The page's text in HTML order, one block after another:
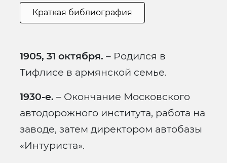
Краткая библиография
1905, 31 октября. – Родился в
Тифлисе в армянской семье.
1930-е. – Окончание Московского
автодорожного института, работа на
заводе, затем директором автобазы
«Интуриста».